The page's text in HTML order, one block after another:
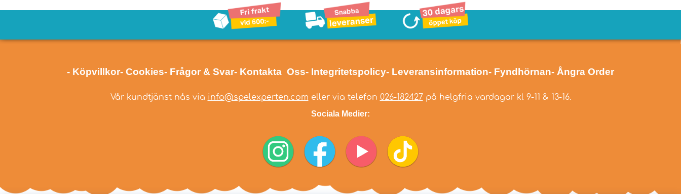
- Köpvillkor- Cookies- Frågor & Svar- Kontakta Oss- Integritetspolicy- Leveransinformation- Fyndhörnan- Ångra Order
Vår kundtjänst nås via info@spelexperten.com eller via telefon 026-182427på helgfria vardagar kl 9-11 & 13-16.
Sociala Medier: